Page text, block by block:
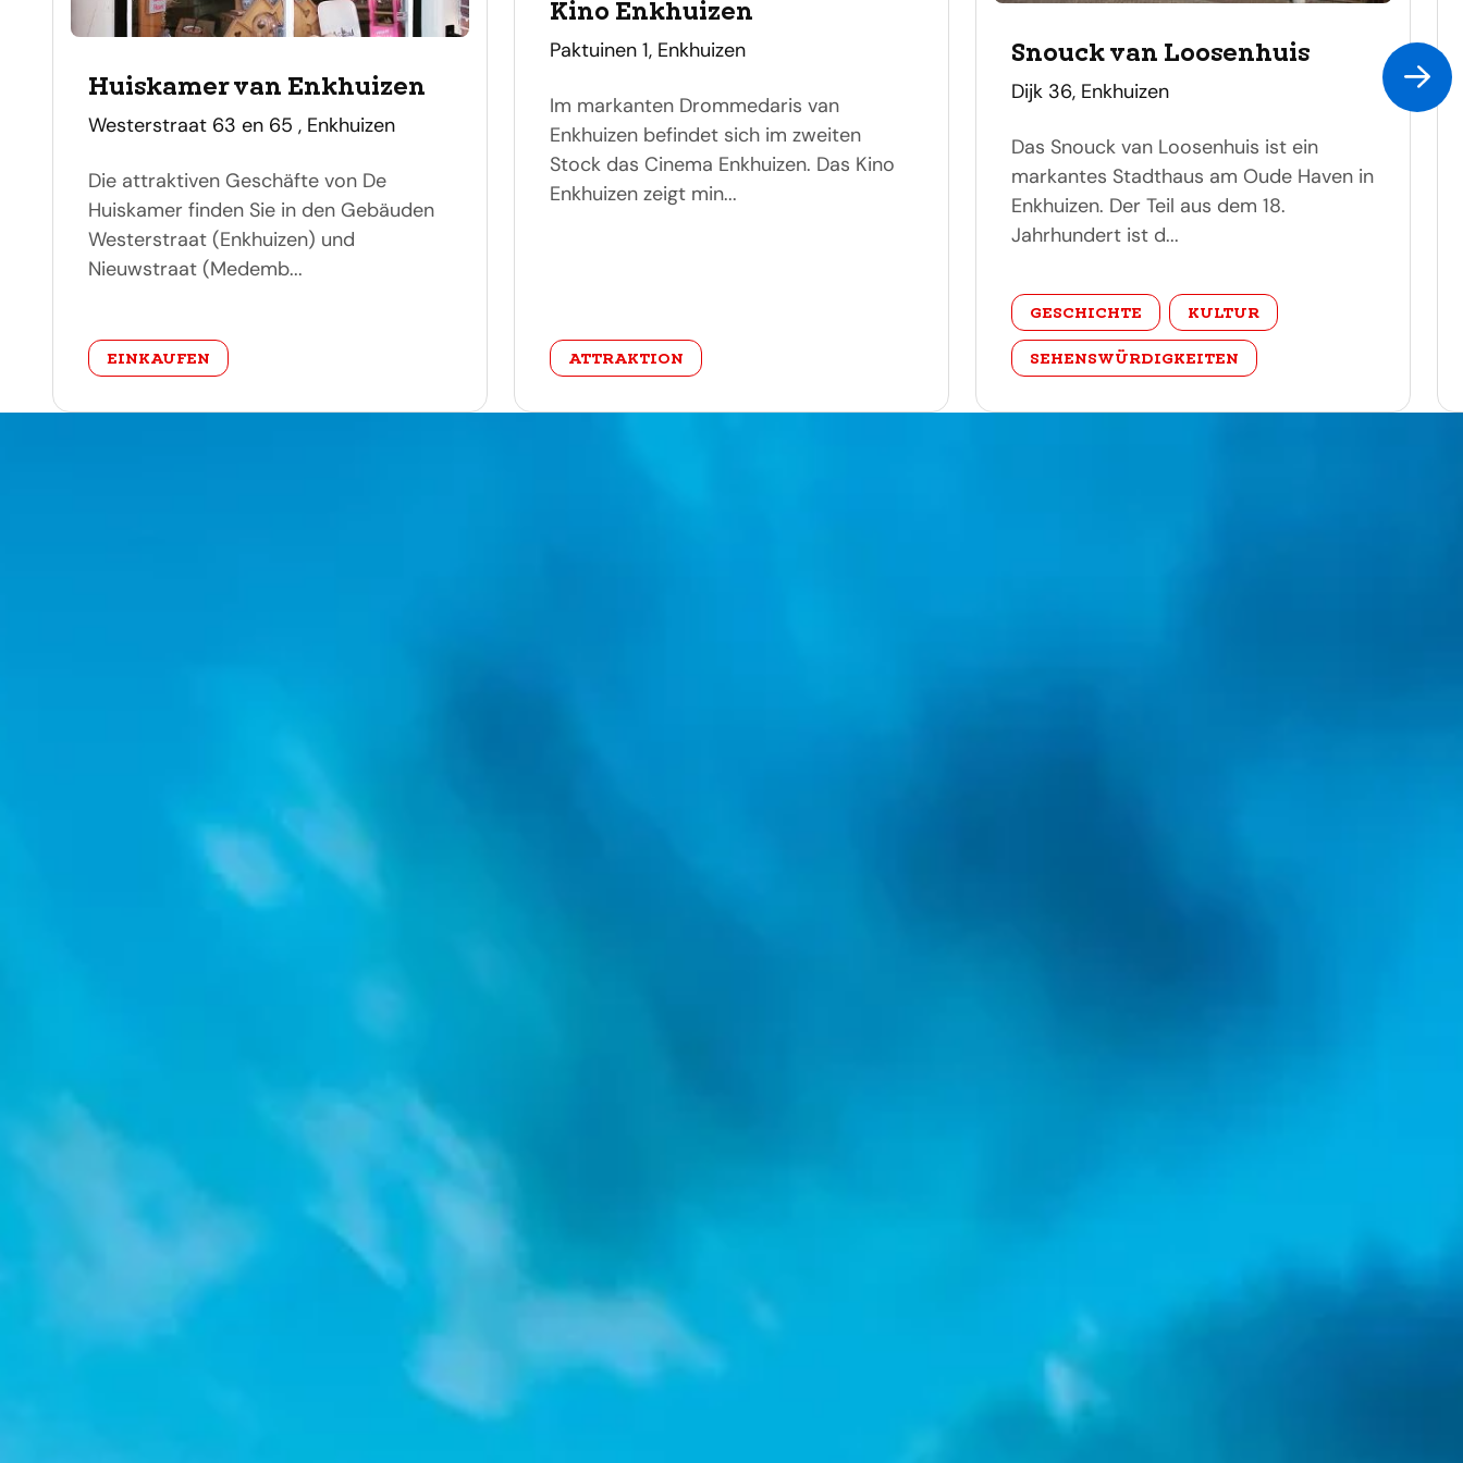
Huiskamer van Enkhuizen
adres
Westerstraat 63 en 65 , Enkhuizen
Die attraktiven Geschäfte von De
Huiskamer finden Sie in den Gebäuden
Westerstraat (Enkhuizen) und
Nieuwstraat (Medemb...
categorie
EINKAUFEN
Kino Enkhuizen
adres
Paktuinen 1, Enkhuizen
Im markanten Drommedaris van
Enkhuizen befindet sich im zweiten
Stock das Cinema Enkhuizen. Das Kino
Enkhuizen zeigt min...
categorie
ATTRAKTION
Snouck van Loosenhuis
adres
Dijk 36, Enkhuizen
Das Snouck van Loosenhuis ist ein
markantes Stadthaus am Oude Haven in
Enkhuizen. Der Teil aus dem 18.
Jahrhundert ist d...
categorie
GESCHICHTE KULTUR
SEHENSWÜRDIGKEITEN